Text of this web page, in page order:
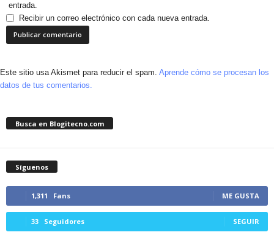
entrada.
Recibir un correo electrónico con cada nueva entrada.
Este sitio usa Akismet para reducir el spam. Aprende cómo se procesan los
datos de tus comentarios.
Busca en Blogitecno.com
Síguenos
1,311 Fans ME GUSTA
33 Seguidores SEGUIR